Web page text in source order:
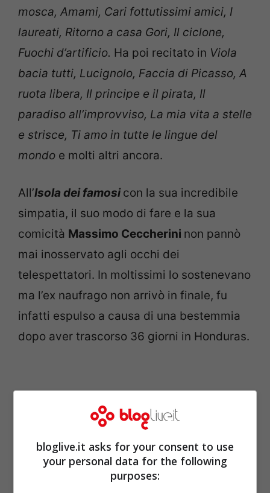
mosca, Amami, Cari fottutissimi amici, I
laureati, Ritorno a casa Gori, Il ciclone,
Fuochi d’artificio. Ha poi recitato in Viola
bacia tutti, Lucignolo, Faccia di Picasso, A
ruota libera, Il principe e il pirata, Il
paradiso all’improvviso, La mia vita a stelle
e strisce, Ti amo in tutte le lingue del
mondo e molti altri ancora.
All’Isola dei famosicon la sua incredibile
simpatia, il suo modo di fare e la sua
comicità Massimo Ceccherini non pannò
mai inosservato agli occhi dei
telespettatori. In moltissimi lo sostenevano
ma l’ex naufrago non arrivò in finale, fu
infatti espulso a causa di una bestemmia
dopo aver trascorso 36 giorni in Honduras.
bloglive.it asks for your consent to use
your personal data for the following
purposes: